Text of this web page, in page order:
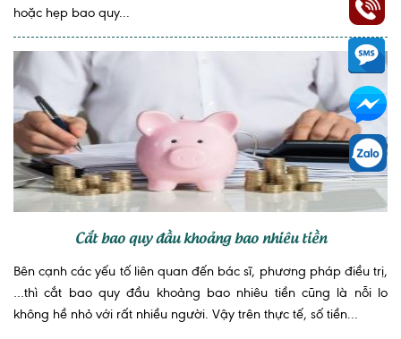
hoặc hẹp bao quy...
Cắt bao quy đầu khoảng bao nhiêu tiền
Bên cạnh các yếu tố liên quan đến bác sĩ, phương pháp điều trị,
…thì cắt bao quy đầu khoảng bao nhiêu tiền cũng là nỗi lo
không hề nhỏ với rất nhiều người. Vậy trên thực tế, số tiền...